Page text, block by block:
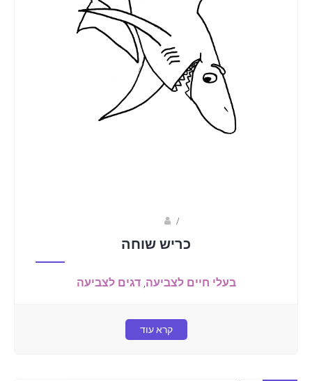
/
כריש שוחה
בעלי חיים לצביעה,דגים לצביעה
קרא עוד